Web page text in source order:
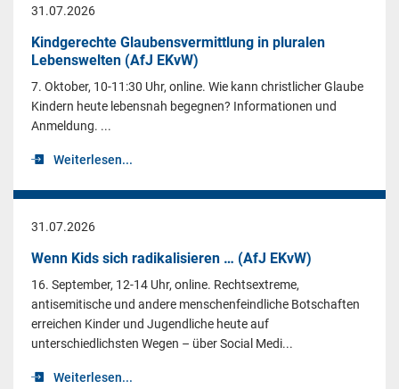
31.07.2026
Kindgerechte Glaubensvermittlung in pluralen
Lebenswelten (AfJ EKvW)
7. Oktober, 10-11:30 Uhr, online. Wie kann christlicher Glaube
Kindern heute lebensnah begegnen? Informationen und
Anmeldung. ...
Weiterlesen...
31.07.2026
Wenn Kids sich radikalisieren … (AfJ EKvW)
16. September, 12-14 Uhr, online. Rechtsextreme,
antisemitische und andere menschenfeindliche Botschaften
erreichen Kinder und Jugendliche heute auf
unterschiedlichsten Wegen – über Social Medi...
Weiterlesen...